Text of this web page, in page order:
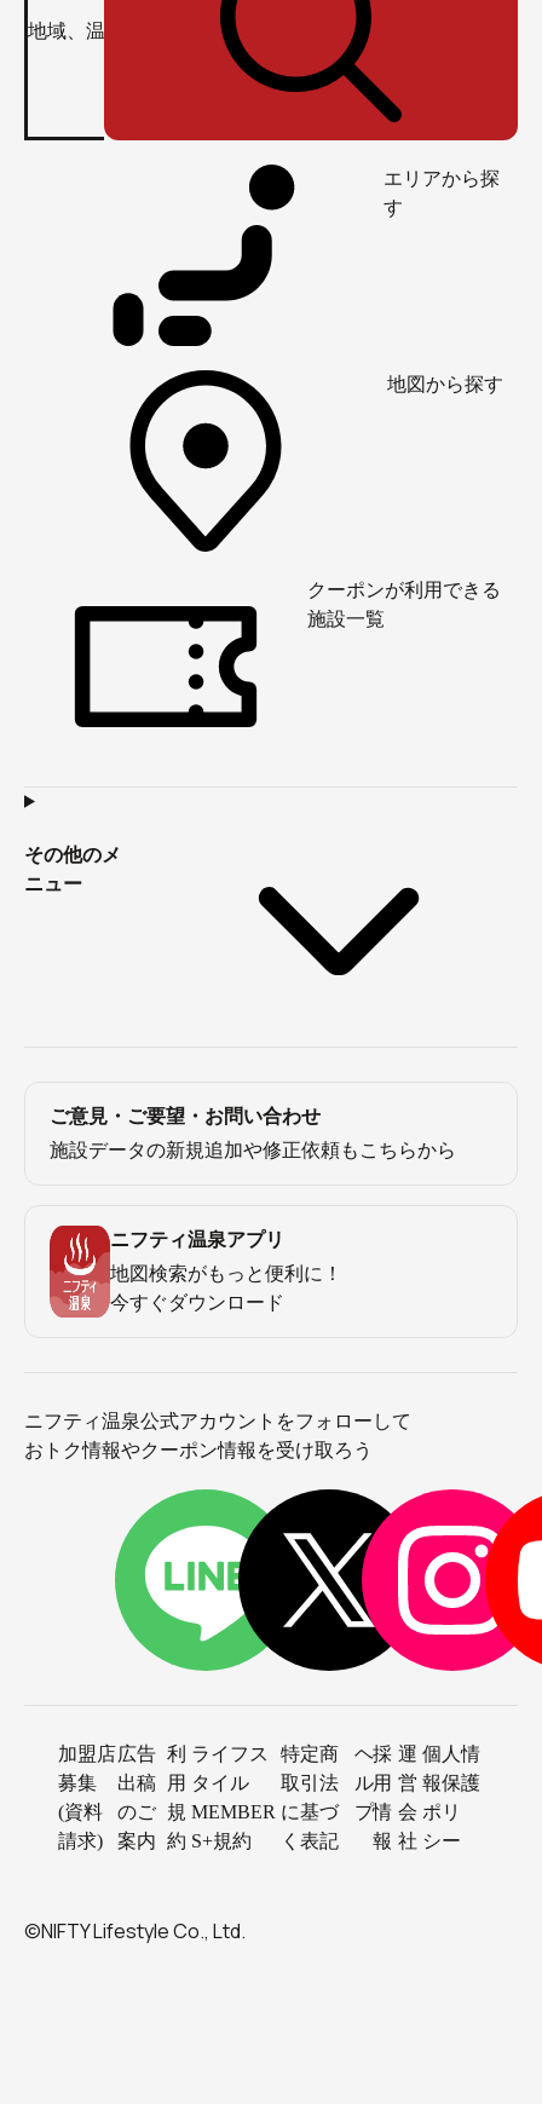
エリアから探
す
地図から探す
クーポンが利用できる
施設一覧
その他のメ
ニュー
ご意見・ご要望・お問い合わせ
施設データの新規追加や修正依頼もこちらから
ニフティ温泉アプリ
地図検索がもっと便利に！
今すぐダウンロード
ニフティ温泉公式アカウントをフォローして
おトク情報やクーポン情報を受け取ろう
加盟店
募集
(資料
請求)
広告
出稿
のご
案内
利
用
規
約
ライフス
タイル
MEMBER
S+規約
特定商
取引法
に基づ
く表記
ヘ
ル
プ
採
用
情
報
運
営
会
社
個人情
報保護
ポリ
シー
©NIFTY Lifestyle Co., Ltd.